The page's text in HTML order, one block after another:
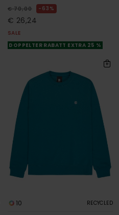
€ 70,00 63%
€ 26,24
SALE
DOPPELTER RABATT EXTRA 25 %
10 RECYCLED